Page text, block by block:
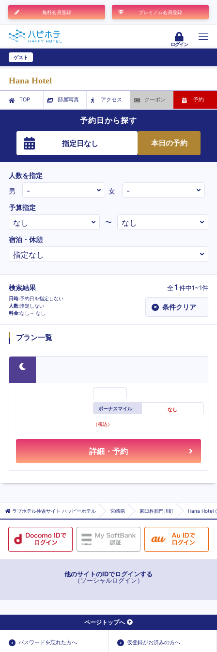
無料会員登録 プレミアム会員登録
ログイン
ゲスト
Hana Hotel
TOP 部屋写真 アクセス クーポン 予約
予約日から探す
指定日なし 本日の予約
人数を指定
男
女
予算指定
〜
宿泊・休憩
検索結果 全1 件中1~1件
日時 予約日を指定しない
人数 指定しない
料金 なし～ なし
× 条件クリア
プラン一覧
ボーナスマイル なし
（税込）
詳細・予約
ラブホテル検索サイト ハッピーホテル 宮崎県 東臼杵郡門川町 Hana Hotel
他のサイトのIDでログインする
（ソーシャルログイン）
ページトップへ
パスワードを忘れた方へ 仮登録がお済みの方へ